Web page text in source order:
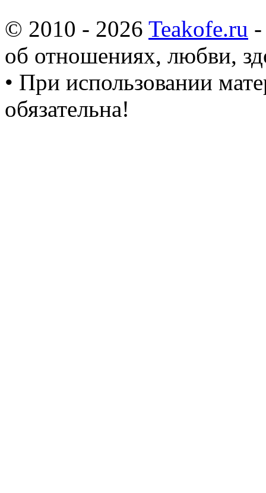
© 2010 - 2026 Teakofe.ru
об отношениях, любви,
• При использовании
обязательна!